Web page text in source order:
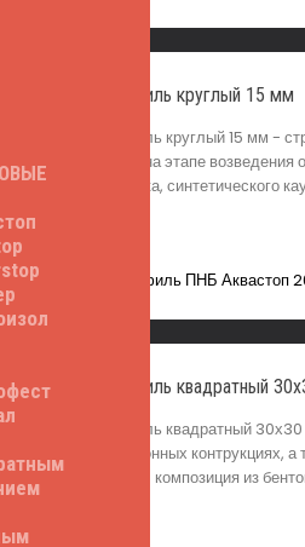
Бентонитовый профиль круглый 15 мм
Бентонитовый профиль круглый 15 мм -
а также на этапе
порошка, синтетического
₽
More
просмотр
профиль квадратный
профиль квадратный
железобетонных, бетонных
шнура - композиция из
₽